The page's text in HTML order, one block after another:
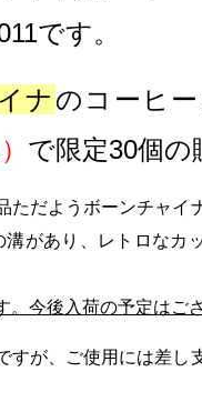
です。
ナ のコーヒ
で限定30個の
ただようボーンチャイ
溝があり、レトロなカ
。今後入荷の予定はご
すが、ご使用には差し